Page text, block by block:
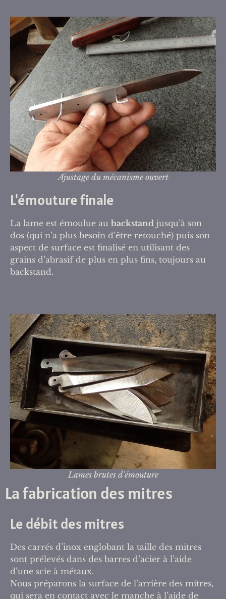
Ajustage du mécanisme ouvert
Lames brutes d'émouture
L'émouture finale
La lame est émoulue au backstand jusqu’à son
dos (qui n’a plus besoin d’être retouché) puis son
aspect de surface est finalisé en utilisant des
grains d’abrasif de plus en plus fins, toujours au
backstand.
La fabrication des mitres
Le débit des mitres
Des carrés d’inox englobant la taille des mitres
sont prélevés dans des barres d’acier à l’aide
d’une scie à métaux.
Nous préparons la surface de l’arrière des mitres,
qui sera en contact avec le manche à l’aide de